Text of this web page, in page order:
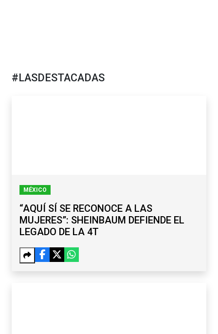
#LASDESTACADAS
MÉXICO
“AQUÍ SÍ SE RECONOCE A LAS
MUJERES”: SHEINBAUM DEFIENDE EL
LEGADO DE LA 4T